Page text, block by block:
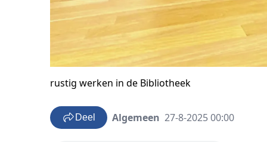
rustig werken in de Bibliotheek
Deel Algemeen 27-8-2025 00:00